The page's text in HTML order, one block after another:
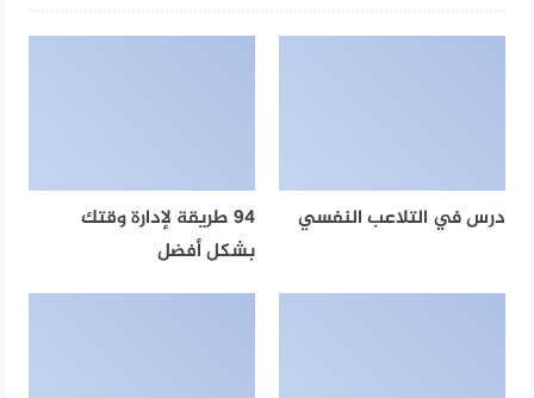
درس في التلاعب النفسي
94 طريقة لإدارة وقتك
بشكل أفضل